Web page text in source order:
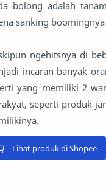
bolong adalah
sanking
ngehitsnya di
incaran banyak
yang memiliki 2
seperti produk
Lihat produk di Shopee